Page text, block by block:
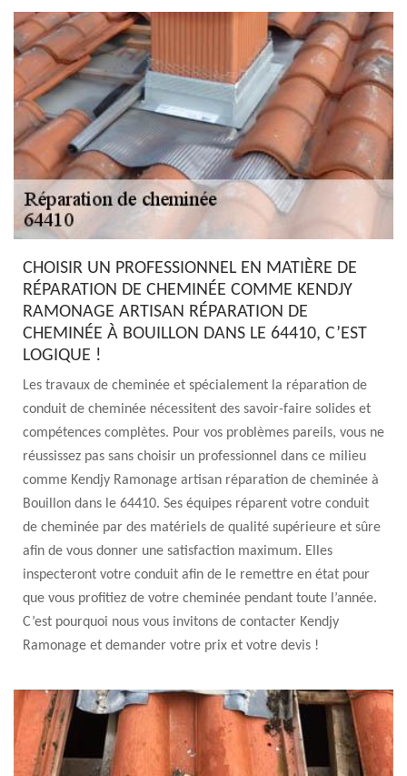
CHOISIR UN PROFESSIONNEL EN MATIÈRE DE
RÉPARATION DE CHEMINÉE COMME KENDJY
RAMONAGE ARTISAN RÉPARATION DE
CHEMINÉE À BOUILLON DANS LE 64410, C’EST
LOGIQUE !
Les travaux de cheminée et spécialement la réparation de
conduit de cheminée nécessitent des savoir-faire solides et
compétences complètes. Pour vos problèmes pareils, vous ne
réussissez pas sans choisir un professionnel dans ce milieu
comme Kendjy Ramonage artisan réparation de cheminée à
Bouillon dans le 64410. Ses équipes réparent votre conduit
de cheminée par des matériels de qualité supérieure et sûre
afin de vous donner une satisfaction maximum. Elles
inspecteront votre conduit afin de le remettre en état pour
que vous profitiez de votre cheminée pendant toute l’année.
C’est pourquoi nous vous invitons de contacter Kendjy
Ramonage et demander votre prix et votre devis !